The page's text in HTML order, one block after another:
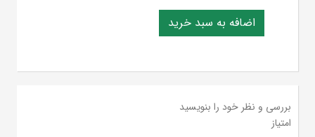
بررسی و نظر خود را بنویسید
امتیاز